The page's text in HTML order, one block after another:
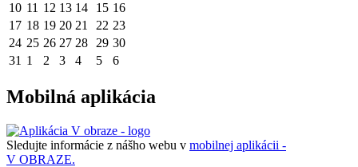
10 11 12 13 14 15 16
17 18 19 20 21 22 23
24 25 26 27 28 29 30
31 1 2 3 4 5 6
Mobilná aplikácia
Sledujte informácie z nášho webu v mobilnej aplikácii -
V OBRAZE.